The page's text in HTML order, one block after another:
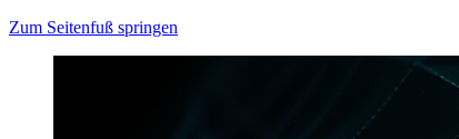
Zum Seitenfuß springen